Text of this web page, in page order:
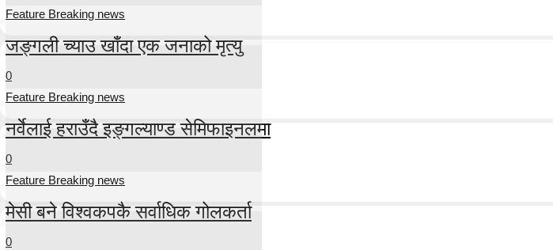
Feature Breaking news
जङ्गली च्याउ खाँदा एक जनाको मृत्यु
0
Feature Breaking news
नर्वेलाई हराउँदै इङ्गल्याण्ड सेमिफाइनलमा
0
Feature Breaking news
मेसी बने विश्वकपकै सर्वाधिक गोलकर्ता
0